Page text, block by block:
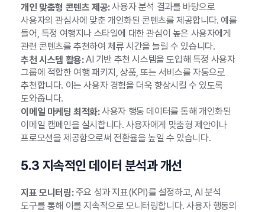
개인 맞춤형 콘텐츠 제공:사용자 분석 결과를 바탕으로
사용자의 관심사에 맞춘 개인화된 콘텐츠를 제공합니다. 예를
들어, 특정 여행지나 스타일에 대한 관심이 높은 사용자에게
관련 콘텐츠를 추천하여 체류 시간을 늘릴 수 있습니다.
추천 시스템 활용:AI 기반 추천 시스템을 도입해 특정 사용자
그룹에 적합한 여행 패키지, 상품, 또는 서비스를 자동으로
추천합니다. 이는 사용자 경험을 더욱 향상시킬 수 있도록
도와줍니다.
이메일 마케팅 최적화:사용자 행동 데이터를 통해 개인화된
이메일 캠페인을 실시합니다. 사용자에게 맞춤형 제안이나
프로모션을 제공함으로써 전환율을 높일 수 있습니다.
5.3 지속적인 데이터 분석과 개선
지표 모니터링:주요 성과 지표(KPI)를 설정하고, AI 분석
도구를 통해 이를 지속적으로 모니터링합니다. 사용자 행동의